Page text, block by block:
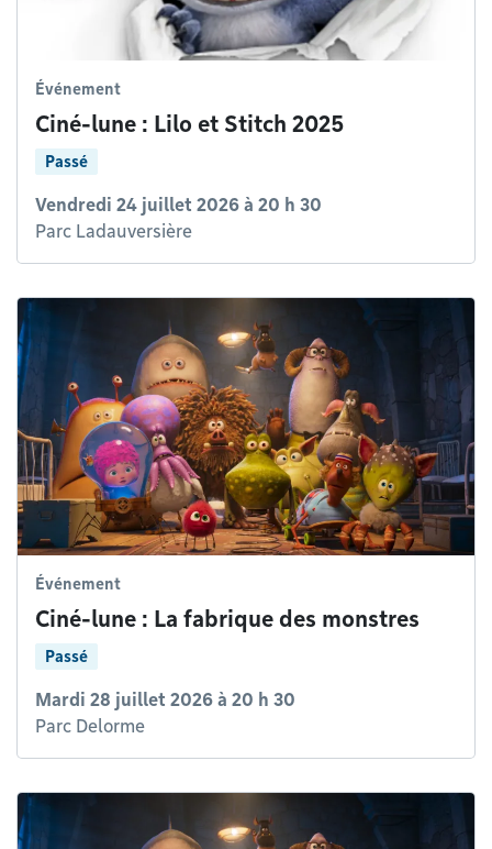
Événement
Ciné-lune : Lilo et Stitch 2025
Passé
Vendredi 24 juillet 2026 à 20 h 30
Parc Ladauversière
Événement
Ciné-lune : La fabrique des monstres
Passé
Mardi 28 juillet 2026 à 20 h 30
Parc Delorme